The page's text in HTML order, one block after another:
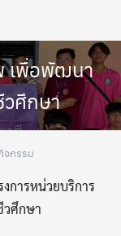
เพื่อพัฒนา
วศึกษา
จกรรม
งการหน่วยบริการ
ศึกษา